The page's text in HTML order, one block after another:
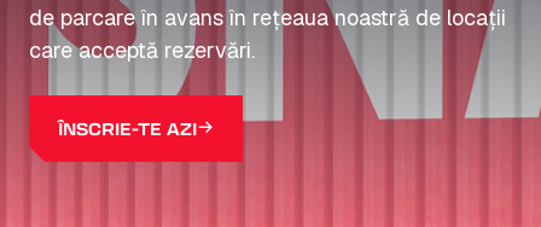
de parcare în avans în rețeaua noastră de locații
care acceptă rezervări.
ÎNSCRIE-TE AZI